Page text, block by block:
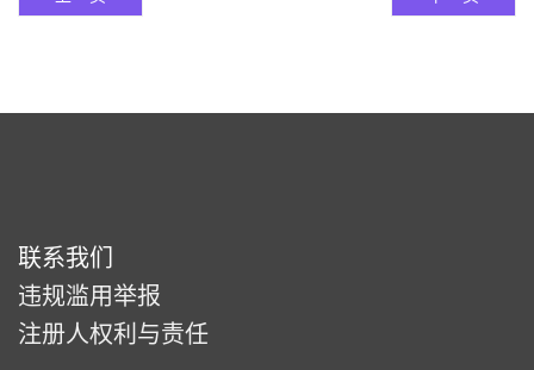
联系我们
违规滥用举报
注册人权利与责任